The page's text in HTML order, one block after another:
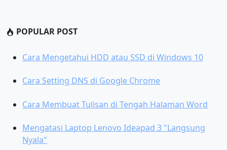
POPULAR POST
Cara Mengetahui HDD atau SSD di Windows 10
Cara Setting DNS di Google Chrome
Cara Membuat Tulisan di Tengah Halaman Word
Mengatasi Laptop Lenovo Ideapad 3 "Langsung
Nyala"